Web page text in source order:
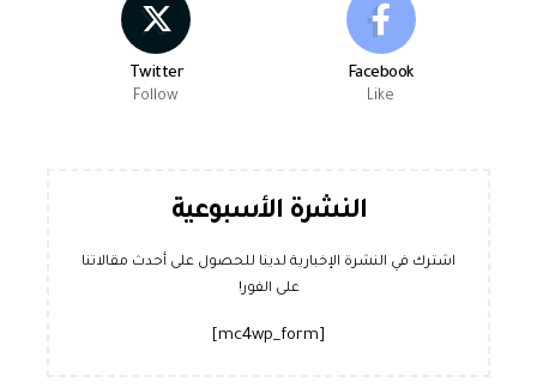
Facebook
Like
Twitter
Follow
النشرة الأسبوعية
اشترك في النشرة الإخبارية لدينا للحصول على أحدث مقالاتنا
على الفور!